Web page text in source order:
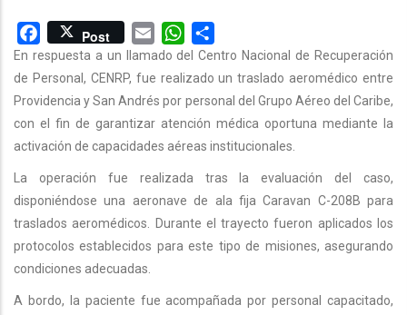
Facebook
Post Email WhatsApp
En respuesta a un llamado del Centro Nacional de Recuperación
de Personal, CENRP, fue realizado un traslado aeromédico entre
Providencia y San Andrés por personal del Grupo Aéreo del Caribe,
con el fin de garantizar atención médica oportuna mediante la
activación de capacidades aéreas institucionales.
La operación fue realizada tras la evaluación del caso,
disponiéndose una aeronave de ala fija Caravan C-208B para
traslados aeromédicos. Durante el trayecto fueron aplicados los
protocolos establecidos para este tipo de misiones, asegurando
condiciones adecuadas.
A bordo, la paciente fue acompañada por personal capacitado,